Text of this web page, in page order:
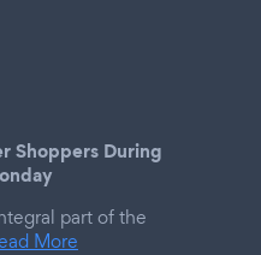
Shoppers During
part of the
More